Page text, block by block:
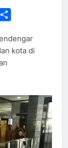
kota di